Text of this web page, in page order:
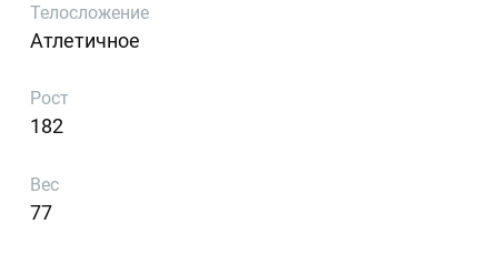
Телосложение
Атлетичное
Рост
182
Вес
77